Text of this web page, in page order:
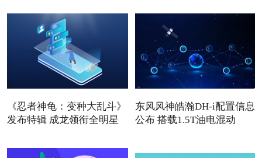
《忍者神龟：变种大乱斗》
发布特辑 成龙领衔全明星
东风风神皓瀚DH-i配置信息
公布 搭载1.5T油电混动